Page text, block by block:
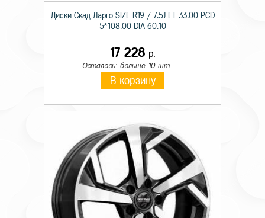
Диски Скад Ларго SIZE R19 / 7.5J ET 33.00 PCD
5*108.00 DIA 60.10
17 228 р.
Осталось: больше 10 шт.
В корзину